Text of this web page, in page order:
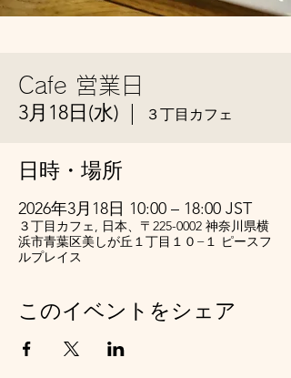
Cafe 営業日
3月18日(水) ３丁目カフェ
日時・場所
2026年3月18日 10:00 – 18:00 JST
３丁目カフェ, 日本、〒225-0002 神奈川県横
浜市青葉区美しが丘１丁目１０−１ ピースフ
ルプレイス
このイベントをシェア